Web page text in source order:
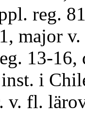
reg.
major
13-16,
i
v. fl.